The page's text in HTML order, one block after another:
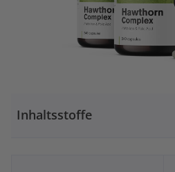
Inhaltsstoffe